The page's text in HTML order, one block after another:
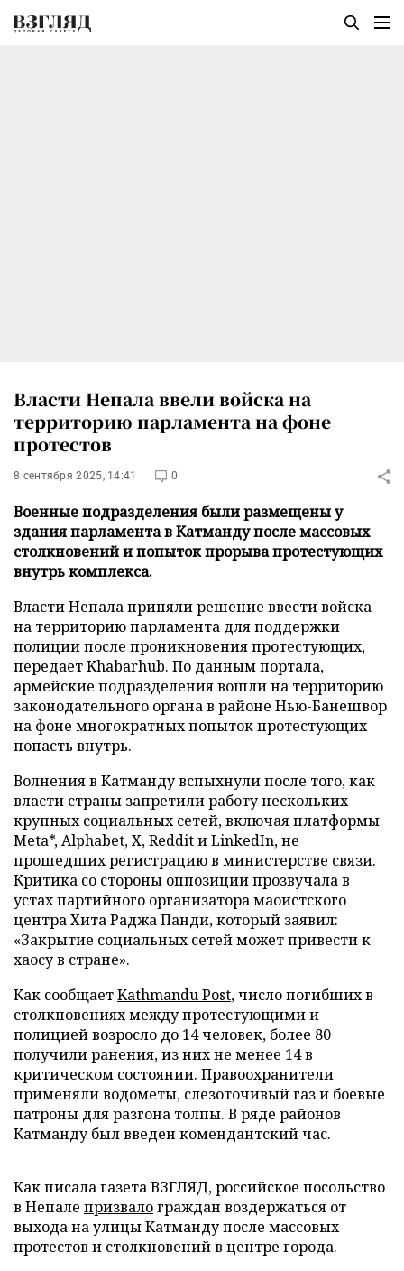
Власти Непала ввели войска на
территорию парламента на фоне
протестов
8 сентября 2025, 14:41 0
Военные подразделения были размещены у
здания парламента в Катманду после массовых
столкновений и попыток прорыва протестующих
внутрь комплекса.
Власти Непала приняли решение ввести войска
на территорию парламента для поддержки
полиции после проникновения протестующих,
передаетKhabarhub. По данным портала,
армейские подразделения вошли на территорию
законодательного органа в районе Нью-Банешвор
на фоне многократных попыток протестующих
попасть внутрь.
Волнения в Катманду вспыхнули после того, как
власти страны запретили работу нескольких
крупных социальных сетей, включая платформы
Meta*, Alphabet, X, Reddit и LinkedIn, не
прошедших регистрацию в министерстве связи.
Критика со стороны оппозиции прозвучала в
устах партийного организатора маоистского
центра Хита Раджа Панди, который заявил:
«Закрытие социальных сетей может привести к
хаосу в стране».
Как сообщаетKathmandu Post, число погибших в
столкновениях между протестующими и
полицией возросло до 14 человек, более 80
получили ранения, из них не менее 14 в
критическом состоянии. Правоохранители
применяли водометы, слезоточивый газ и боевые
патроны для разгона толпы. В ряде районов
Катманду был введен комендантский час.
Как писала газета ВЗГЛЯД, российское посольство
в Непале призвалограждан воздержаться от
выхода на улицы Катманду после массовых
протестов и столкновений в центре города.